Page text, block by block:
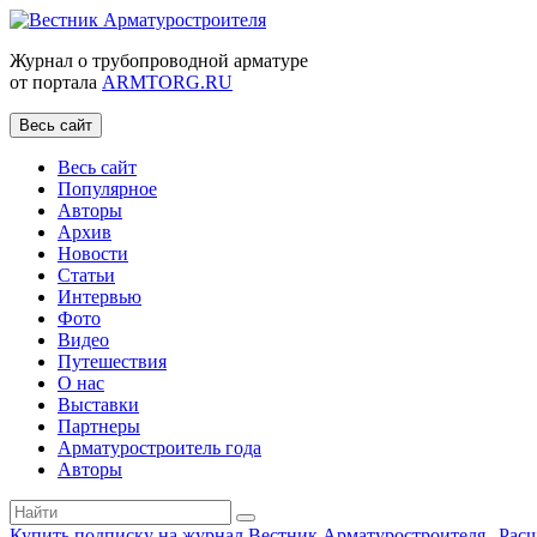
Журнал о трубопроводной арматуре
от портала ARMTORG.RU
Весь сайт
Весь сайт
Популярное
Авторы
Архив
Новости
Статьи
Интервью
Фото
Видео
Путешествия
О нас
Выставки
Партнеры
Арматуростроитель года
Авторы